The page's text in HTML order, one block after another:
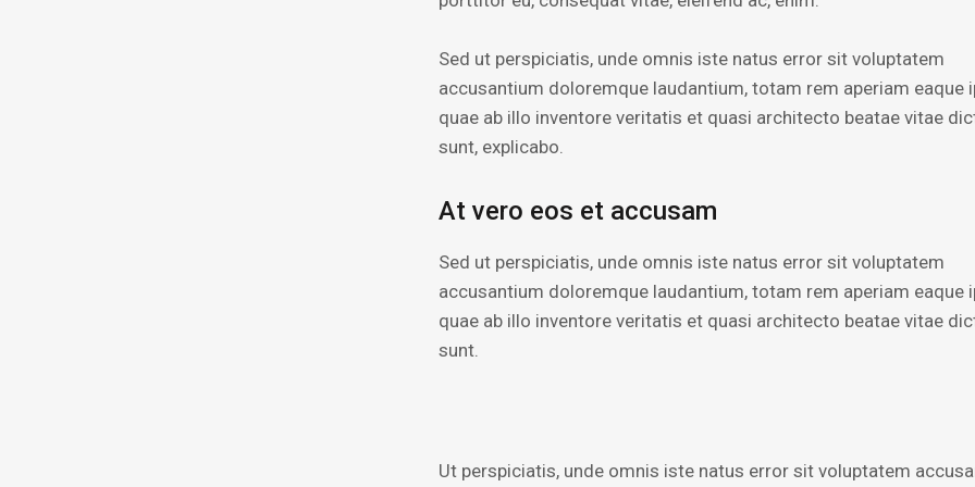
Sed ut perspiciatis, unde omnis iste natus error sit voluptatem
accusantium doloremque laudantium, totam rem aperiam eaque
quae ab illo inventore veritatis et quasi architecto beatae vitae
sunt, explicabo.
At vero eos et accusam
Sed ut perspiciatis, unde omnis iste natus error sit voluptatem
accusantium doloremque laudantium, totam rem aperiam eaque
quae ab illo inventore veritatis et quasi architecto beatae vitae
sunt.
Ut perspiciatis, unde omnis iste natus error sit voluptatem